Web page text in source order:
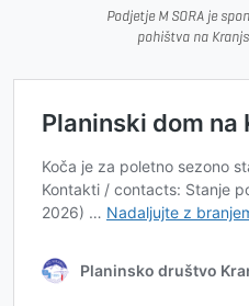
Podjetje M SORA je
pohištva na